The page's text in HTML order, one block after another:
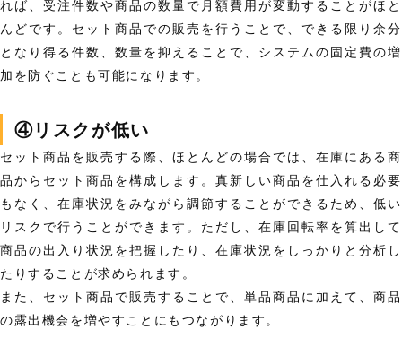
れば、受注件数や商品の数量で月額費用が変動することがほと
んどです。セット商品での販売を行うことで、できる限り余分
となり得る件数、数量を抑えることで、 システムの固定費の増
加を防ぐことも可能になります。
④リスクが低い
セット商品を販売する際、ほとんどの場合では、在庫にある商
品から セット商品を構成します。真新しい商品を仕入れる必要
もなく、在庫状況をみながら調節することができるため、低い
リスクで行うことができます。ただし、在庫回転率を算出して
商品の出入り状況を把握したり、在庫状況をしっかりと分析し
たりすることが求められます。
また、セット商品で販売することで、単品商品に加えて、商品
の露出機会を増やすことにもつながります。